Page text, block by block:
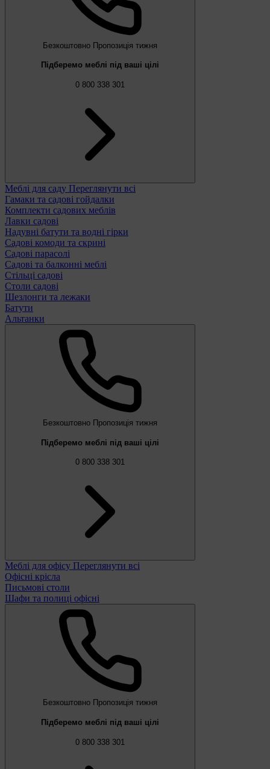
Безкоштовно Пропозиція тижня
Підберемо меблі під ваші цілі
0 800 338 301
Меблі для саду Переглянути всі
Гамаки та садові гойдалки
Комплекти садових меблів
Лавки садові
Надувні батути та водні гірки
Садові комоди та скрині
Садові парасолі
Садові та балконні меблі
Стільці садові
Столи садові
Шезлонги та лежаки
Батути
Альтанки
Безкоштовно Пропозиція тижня
Підберемо меблі під ваші цілі
0 800 338 301
Меблі для офісу Переглянути всі
Офісні крісла
Письмові столи
Шафи та полиці офісні
Безкоштовно Пропозиція тижня
Підберемо меблі під ваші цілі
0 800 338 301